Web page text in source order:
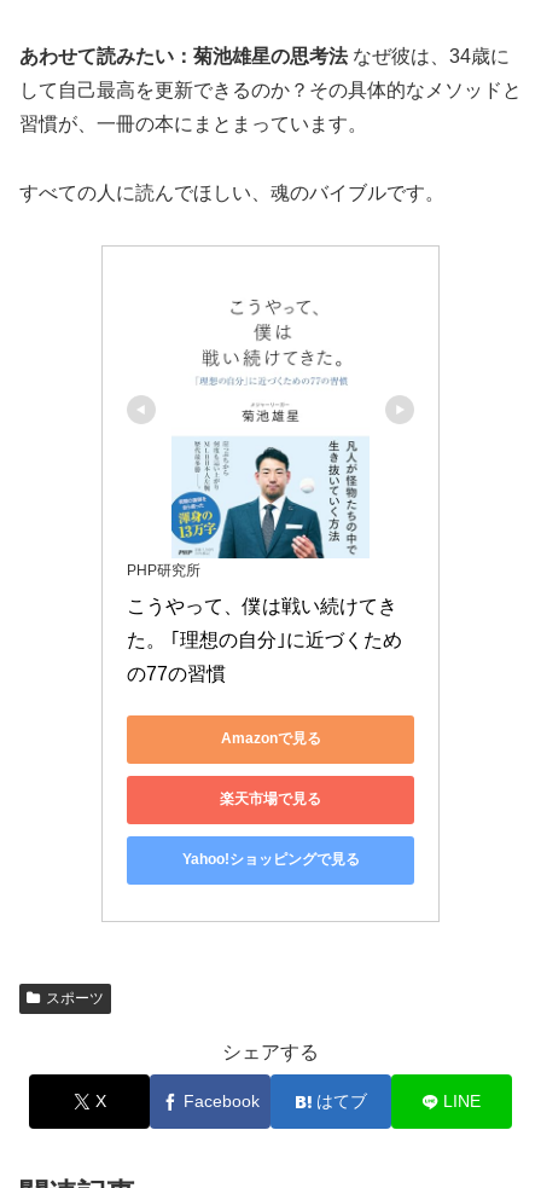
あわせて読みたい：菊池雄星の思考法なぜ彼は、34歳に
して自己最高を更新できるのか？その具体的なメソッドと
習慣が、一冊の本にまとまっています。
すべての人に読んでほしい、魂のバイブルです。
PHP研究所
こうやって、僕は戦い続けてき
た。 ｢理想の自分｣に近づくため
の77の習慣
Amazonで見る
楽天市場で見る
Yahoo!ショッピングで見る
スポーツ
シェアする
X Facebook はてブ LINE